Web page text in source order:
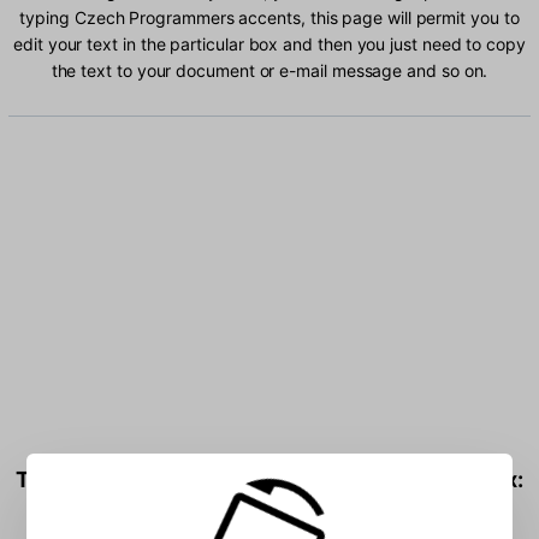
typing Czech Programmers accents, this page will permit you to
edit your text in the particular box and then you just need to copy
the text to your document or e-mail message and so on.
Type Czech Programmers characters into the box: